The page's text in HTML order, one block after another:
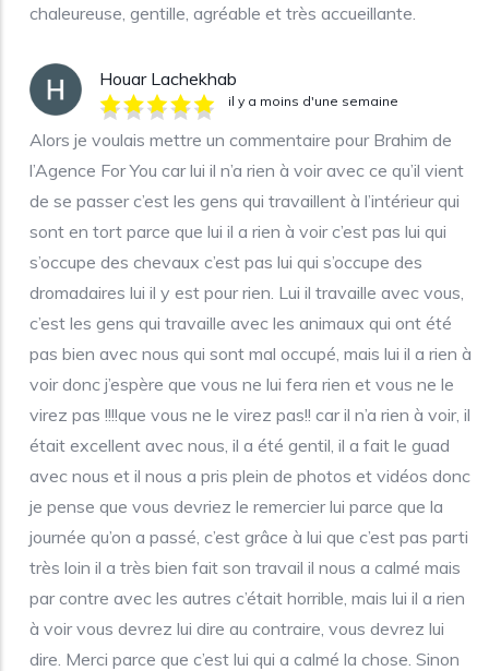
chaleureuse, gentille, agréable et très accueillante.
Houar Lachekhab
il y a moins d'une semaine
Alors je voulais mettre un commentaire pour Brahim de
l’Agence For You car lui il n’a rien à voir avec ce qu’il vient
de se passer c’est les gens qui travaillent à l’intérieur qui
sont en tort parce que lui il a rien à voir c’est pas lui qui
s’occupe des chevaux c’est pas lui qui s’occupe des
dromadaires lui il y est pour rien. Lui il travaille avec vous,
c’est les gens qui travaille avec les animaux qui ont été
pas bien avec nous qui sont mal occupé, mais lui il a rien à
voir donc j’espère que vous ne lui fera rien et vous ne le
virez pas !!!!que vous ne le virez pas!! car il n’a rien à voir, il
était excellent avec nous, il a été gentil, il a fait le guad
avec nous et il nous a pris plein de photos et vidéos donc
je pense que vous devriez le remercier lui parce que la
journée qu’on a passé, c’est grâce à lui que c’est pas parti
très loin il a très bien fait son travail il nous a calmé mais
par contre avec les autres c’était horrible, mais lui il a rien
à voir vous devrez lui dire au contraire, vous devrez lui
dire. Merci parce que c’est lui qui a calmé la chose. Sinon